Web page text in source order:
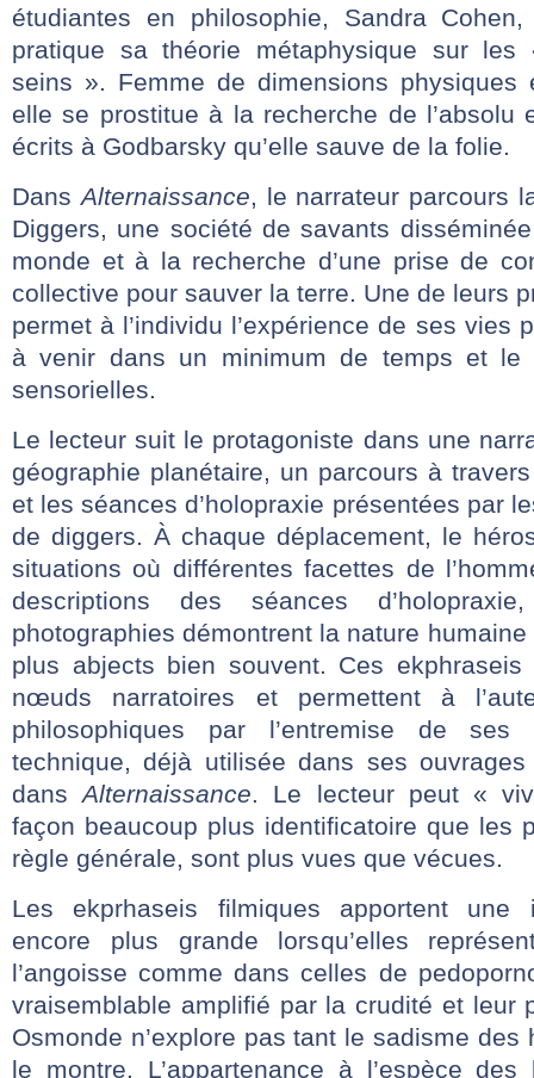
étudiantes en philosophie, Sandra
pratique sa théorie métaphysique sur
seins ». Femme de dimensions physiques
elle se prostitue à la recherche de l’absolu
écrits à Godbarsky qu’elle sauve de la folie.
DansAlternaissance, le narrateur parcours
Diggers, une société de savants
monde et à la recherche d’une prise de
collective pour sauver la terre. Une de leurs
permet à l’individu l’expérience de ses vies
à venir dans un minimum de temps et le
sensorielles.
Le lecteur suit le protagoniste dans une
géographie planétaire, un parcours à
et les séances d’holopraxie présentées par
de diggers. À chaque déplacement, le
situations où différentes facettes de
descriptions des séances
photographies démontrent la nature
plus abjects bien souvent. Ces
nœuds narratoires et permettent à
philosophiques par l’entremise de ses
technique, déjà utilisée dans ses
dansAlternaissance. Le lecteur peut «
façon beaucoup plus identificatoire que les
règle générale, sont plus vues que vécues.
Les ekprhaseis filmiques apportent une
encore plus grande lorsqu’elles
l’angoisse comme dans celles de
vraisemblable amplifié par la crudité et leur
Osmonde n’explore pas tant le sadisme
le montre. L’appartenance à l’espèce